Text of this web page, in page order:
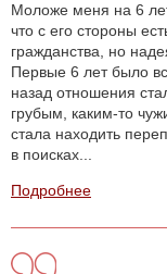
Моложе меня на 6
что с его стороны
гражданства, но
Первые 6 лет было
назад отношения
грубым, каким-то
стала находить
в поисках...
Подробнее